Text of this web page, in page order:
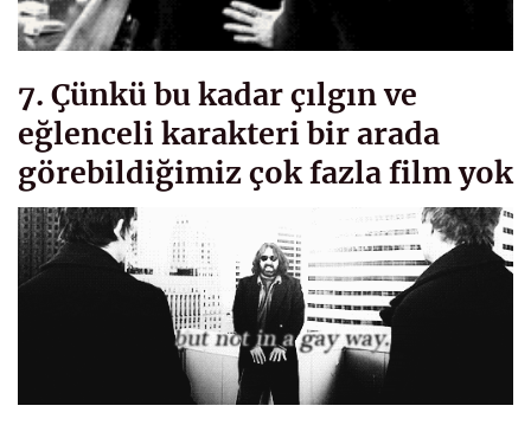
7. Çünkü bu kadar çılgın ve
eğlenceli karakteri bir arada
görebildiğimiz çok fazla film yok